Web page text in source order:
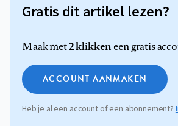
Gratis dit artikel lezen?
Maak met2 klikkeneen gratis
ACCOUNT AANMAKEN
Heb je al een account of een abonnement?